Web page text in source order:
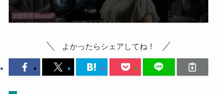
よかったらシェアしてね！